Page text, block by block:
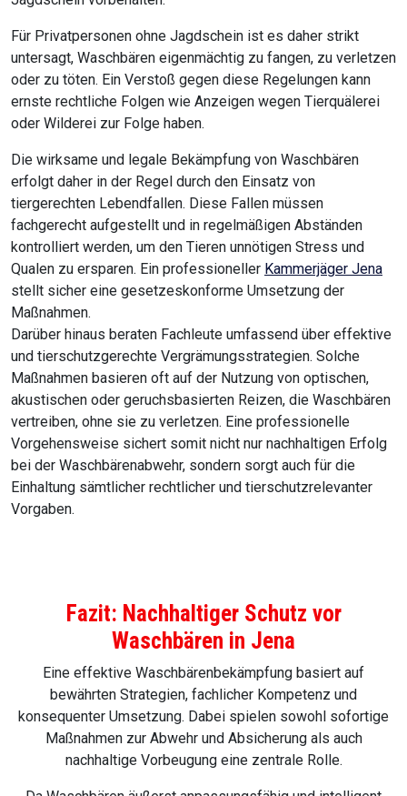
Schäden ebenso vermeiden wie Gesundheitsrisiken für alle
Bewohner.
Setzen Sie auf die Expertise unserer Partnerbetriebe, um ein
nachhaltig waschbärenfreies Umfeld in Jena sicherzustellen.
Downloads
Leitfaden zur Bekämpfung von
Waschbären
Leitfaden Materialschädlinge
Leitfaden Hygieneschädlinge
Kostenübernahmeformular
Notfallplan bei Schädlingsbefall